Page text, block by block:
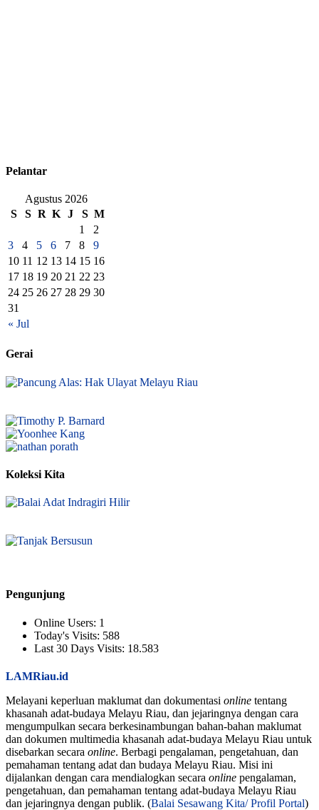
Pelantar
Agustus 2026
S
S R K J S M
« Jul
1
2
3
4 5 6 7 8
9
10 11 12 13 14 15 16
17 18 19 20 21 22 23
24 25 26 27 28 29 30
31
Gerai
Koleksi Kita
Pengunjung
Online Users: 1
Today's Visits: 588
Last 30 Days Visits: 18.583
LAMRiau.id
Melayani keperluan maklumat dan dokumentasi online tentang
khasanah adat-budaya Melayu Riau, dan jejaringnya dengan cara
mengumpulkan secara berkesinambungan bahan-bahan maklumat
dan dokumen multimedia khasanah adat-budaya Melayu Riau untuk
disebarkan secara online. Berbagi pengalaman, pengetahuan, dan
pemahaman tentang adat dan budaya Melayu Riau. Misi ini
dijalankan dengan cara mendialogkan secara online pengalaman,
pengetahuan, dan pemahaman tentang adat-budaya Melayu Riau
dan jejaringnya dengan publik. (Balai Sesawang Kita/ Profil Portal)